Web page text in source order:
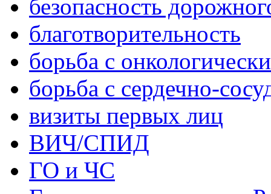
безопасность
благотворительность
борьба с
борьба с сердечно-
визиты первых лиц
ВИЧ/СПИД
ГО и ЧС